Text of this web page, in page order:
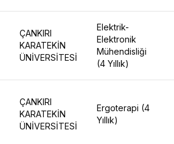
ÇANKIRI
KARATEKİN
ÜNİVERSİTESİ
Elektrik-
Elektronik
Mühendisliği
(4 Yıllık)
ÇANKIRI
KARATEKİN
ÜNİVERSİTESİ
Ergoterapi (4
Yıllık)